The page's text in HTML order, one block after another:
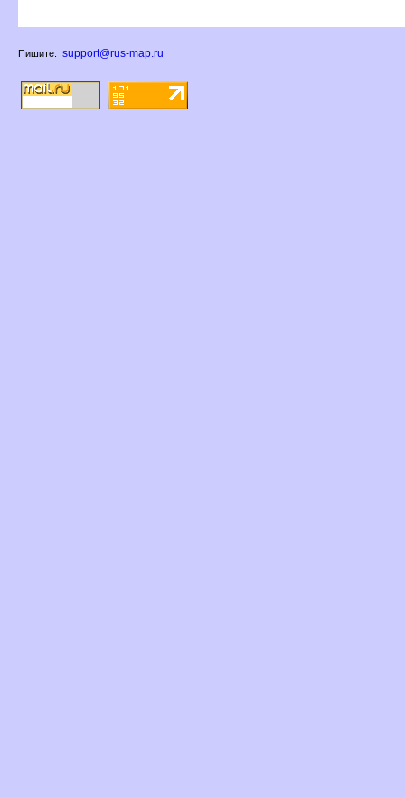
Пишите: support@rus-map.ru